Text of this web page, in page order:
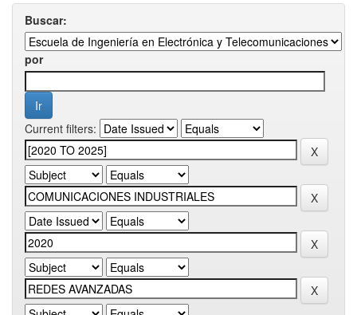
Buscar:
por
Current filters: